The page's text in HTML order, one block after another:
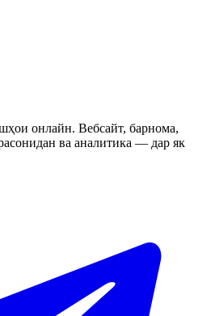
онлайн. Вебсайт, барнома,
ва аналитика — дар як